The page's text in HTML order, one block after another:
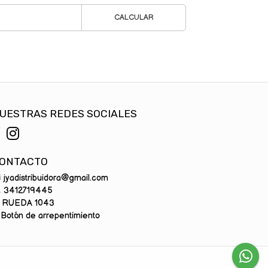
CALCULAR
REDES SOCIALES
jyadistribuidora@gmail.com
3412719445
RUEDA 1043
de arrepentimiento